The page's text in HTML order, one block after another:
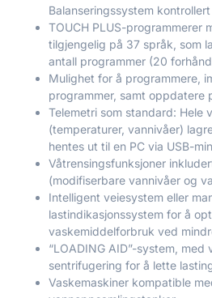
Balanseringssystem
TOUCH PLUS-programmerer
tilgjengelig på 37 språk, som
antall programmer (20
Mulighet for å programmere,
programmer, samt oppdatere
Telemetri som standard: Hele
(temperaturer, vannivåer)
hentes ut til en PC via USB-
Våtrensingsfunksjoner
(modifiserbare vannivåer og
Intelligent veiesystem eller
lastindikasjonssystem for å
vaskemiddelforbruk ved
“LOADING AID”-system, med
sentrifugering for å lette
Vaskemaskiner kompatible